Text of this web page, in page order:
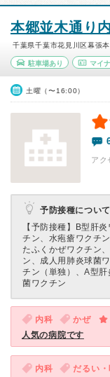
本郷並木通り
千葉県千葉市花見川区幕張
駐車場あり マイ
土曜（〜16:00）
ア
予防接種について
【予防接種】
B型肝
チン、水疱瘡ワクチ
たふくかぜワクチン
ン、成人用肺炎球菌
チン（単独）、A型
菌ワクチン
内科 かぜ
人気の病院です
内科 だるい